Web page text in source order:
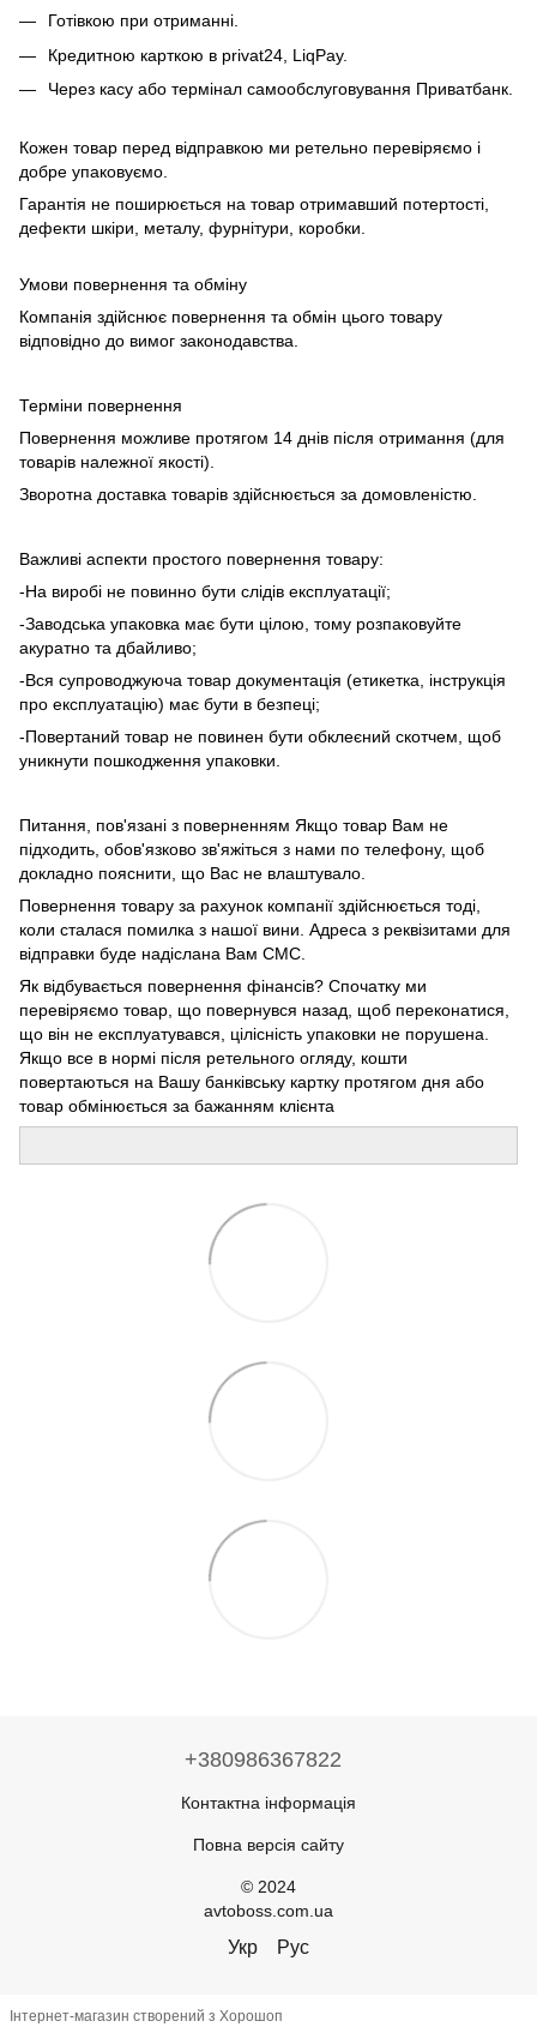
Готівкою при отриманні.
Кредитною карткою в privat24, LiqPay.
Через касу або термінал самообслуговування Приватбанк.
Кожен товар перед відправкою ми ретельно перевіряємо і
добре упаковуємо.
Гарантія не поширюється на товар отримавший потертості,
дефекти шкіри, металу, фурнітури, коробки.
Умови повернення та обміну
Компанія здійснює повернення та обмін цього товару
відповідно до вимог законодавства.
Терміни повернення
Повернення можливе протягом 14 днів після отримання (для
товарів належної якості).
Зворотна доставка товарів здійснюється за домовленістю.
Важливі аспекти простого повернення товару:
-На виробі не повинно бути слідів експлуатації;
-Заводська упаковка має бути цілою, тому розпаковуйте
акуратно та дбайливо;
-Вся супроводжуюча товар документація (етикетка, інструкція
про експлуатацію) має бути в безпеці;
-Повертаний товар не повинен бути обклеєний скотчем, щоб
уникнути пошкодження упаковки.
Питання, пов'язані з поверненням Якщо товар Вам не
підходить, обов'язково зв'яжіться з нами по телефону, щоб
докладно пояснити, що Вас не влаштувало.
Повернення товару за рахунок компанії здійснюється тоді,
коли сталася помилка з нашої вини. Адреса з реквізитами для
відправки буде надіслана Вам СМС.
Як відбувається повернення фінансів? Спочатку ми
перевіряємо товар, що повернувся назад, щоб переконатися,
що він не експлуатувався, цілісність упаковки не порушена.
Якщо все в нормі після ретельного огляду, кошти
повертаються на Вашу банківську картку протягом дня або
товар обмінюється за бажанням клієнта
+380986367822
Контактна інформація
Повна версія сайту
© 2024
avtoboss.com.ua
Укр Рус
Інтернет-магазин створений з Хорошоп